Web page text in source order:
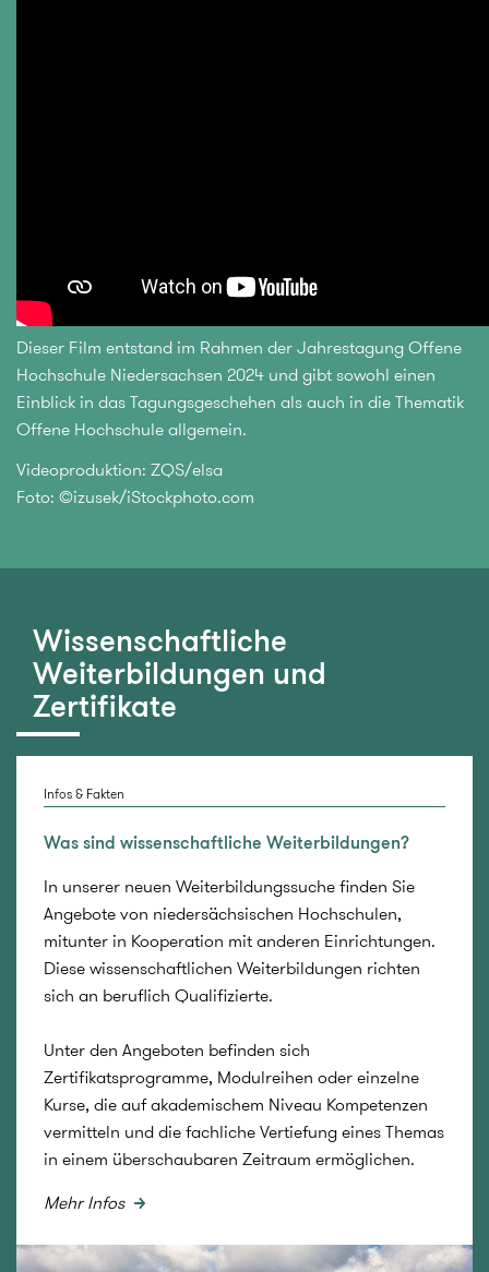
Dieser Film entstand im Rahmen der Jahrestagung Offene
Hochschule Niedersachsen 2024 und gibt sowohl einen
Einblick in das Tagungsgeschehen als auch in die Thematik
Offene Hochschule allgemein.
Videoproduktion: ZQS/elsa
Foto: ©izusek/iStockphoto.com
Wissenschaftliche
Weiterbildungen und
Zertifikate
Infos & Fakten
Was sind wissenschaftliche Weiterbildungen?
In unserer neuen Weiterbildungssuche finden Sie
Angebote von niedersächsischen Hochschulen,
mitunter in Kooperation mit anderen Einrichtungen.
Diese wissenschaftlichen Weiterbildungen richten
sich an beruflich Qualifizierte.
Unter den Angeboten befinden sich
Zertifikatsprogramme, Modulreihen oder einzelne
Kurse, die auf akademischem Niveau Kompetenzen
vermitteln und die fachliche Vertiefung eines Themas
in einem überschaubaren Zeitraum ermöglichen.
Mehr Infos